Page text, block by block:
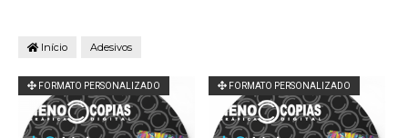
Início Adesivos
FORMATO PERSONALIZADO FORMATO PERSONALIZADO